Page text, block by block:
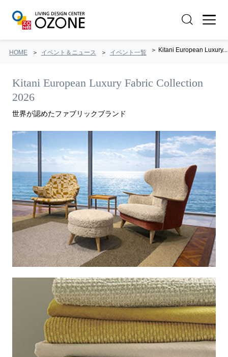
HOME イベント＆ニュース イベント一覧 Kitani European Luxury...
Kitani European Luxury Fabric Collection
2026
世界が認めたファブリックブランド